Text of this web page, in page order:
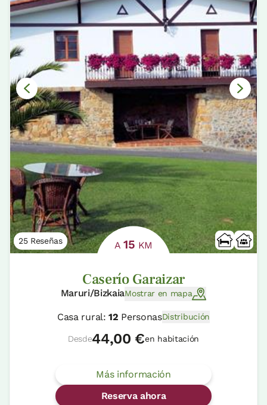
25 Reseñas A15 KM
Caserío Garaizar
Maruri/BizkaiaMostrar en mapa
Casa rural:12 PersonasDistribución
Desde44,00 €en habitación
Más información
Reserva ahora